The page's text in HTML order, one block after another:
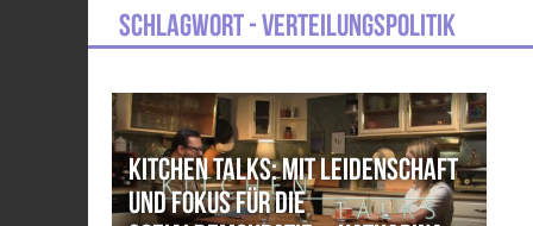
Schlagwort - Verteilungspolitik
Kitchen Talks: Mit Leidenschaft
und Fokus für die